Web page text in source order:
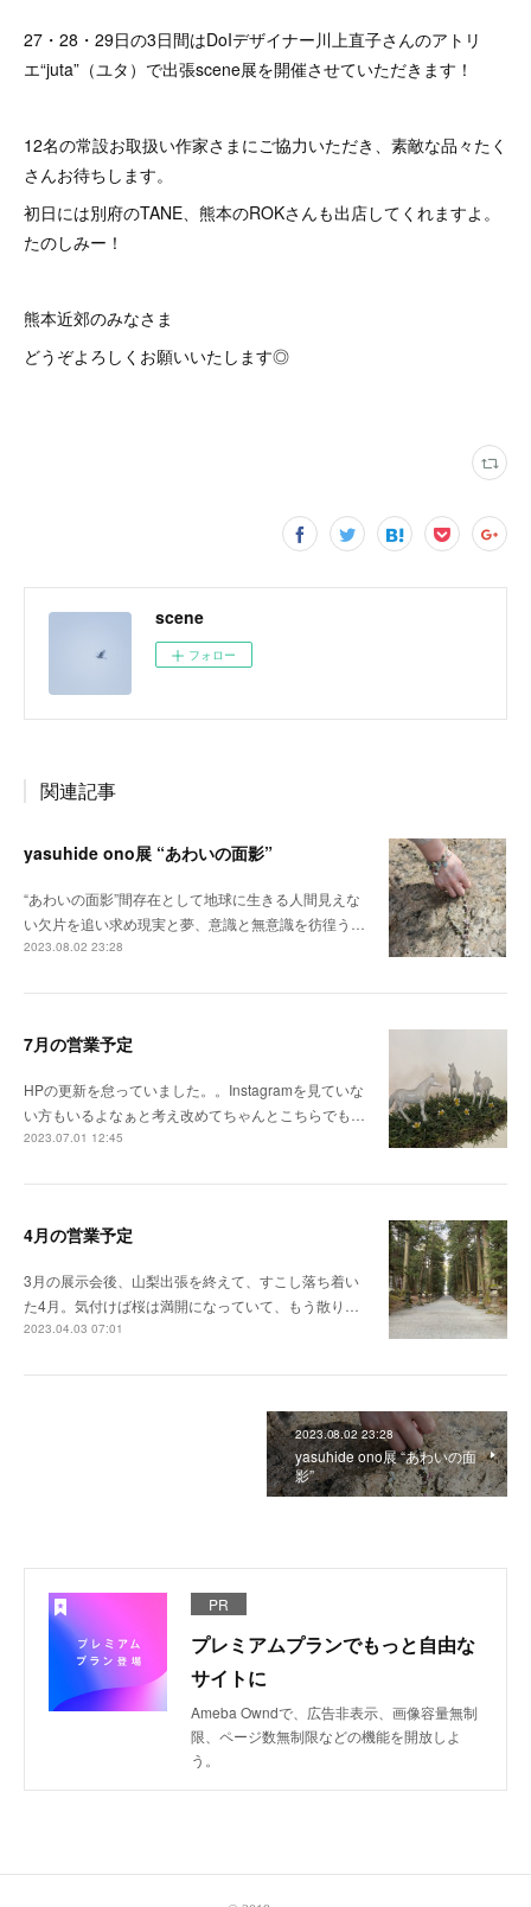
27・28・29日の3日間はDoIデザイナー川上直子さんのアトリ
エ“juta”（ユタ）で出張scene展を開催させていただきます！
12名の常設お取扱い作家さまにご協力いただき、素敵な品々たく
さんお待ちします。
初日には別府のTANE、熊本のROKさんも出店してくれますよ。
たのしみー！
熊本近郊のみなさま
どうぞよろしくお願いいたします◎
scene
フォロー
関連記事
yasuhide ono展 “あわいの面影”
“あわいの面影”間存在として地球に生きる人間見えな
い欠片を追い求め現実と夢、意識と無意識を彷徨う…
2023.08.02 23:28
7月の営業予定
HPの更新を怠っていました。。Instagramを見ていな
い方もいるよなぁと考え改めてちゃんとこちらでも…
2023.07.01 12:45
4月の営業予定
3月の展示会後、山梨出張を終えて、すこし落ち着い
た4月。気付けば桜は満開になっていて、もう散り…
2023.04.03 07:01
2023.08.02 23:28
yasuhide ono展 “あわいの面
影”
PR
プレミアムプランでもっと自由な
サイトに
Ameba Owndで、広告非表示、画像容量無制
限、ページ数無制限などの機能を開放しよ
う。